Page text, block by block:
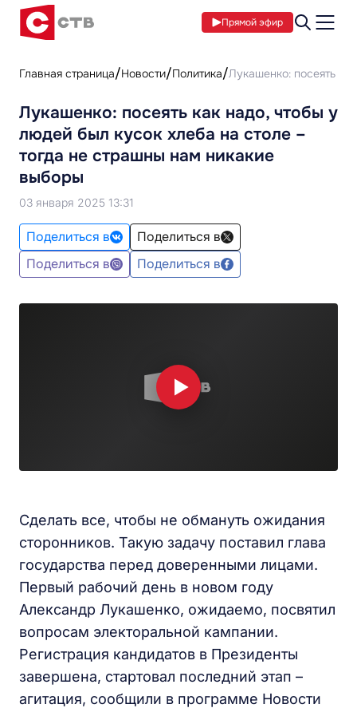
Прямой эфир
Главная страница Новости Политика Лукашенко: посеять
Лукашенко: посеять как надо, чтобы у
людей был кусок хлеба на столе –
тогда не страшны нам никакие
выборы
03 января 2025 13:31
Поделиться в
Поделиться в
Поделиться в
Поделиться в
Сделать все, чтобы не обмануть ожидания
сторонников. Такую задачу поставил глава
государства перед доверенными лицами.
Первый рабочий день в новом году
Александр Лукашенко, ожидаемо, посвятил
вопросам электоральной кампании.
Регистрация кандидатов в Президенты
завершена, стартовал последний этап –
агитация, сообщили в программе Новости